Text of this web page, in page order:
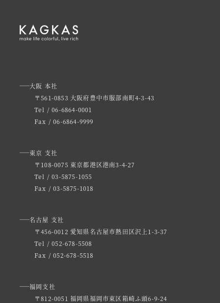
大阪 本社
〒561-0853 大阪府豊中市服部南町4-3-43
Tel / 06-6864-0001
Fax / 06-6864-9999
東京 支社
〒108-0075 東京都港区港南3-4-27
Tel / 03-5875-1055
Fax / 03-5875-1018
名古屋 支社
〒456-0012 愛知県名古屋市熱田区沢上1-3-37
Tel / 052-678-5508
Fax / 052-678-5518
福岡支社
〒812-0051 福岡県福岡市東区箱崎ふ頭6-9-24